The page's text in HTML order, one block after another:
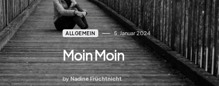
ALLGEMEIN 5. Januar 2024
Moin Moin
by Nadine Früchtnicht